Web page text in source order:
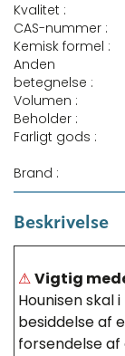
Kvalitet :
CAS-nummer :
Kemisk formel :
Anden
betegnelse :
Volumen :
Beholder :
Farligt gods :
Brand :
Beskrivelse
⚠Vigtig
Hounisen skal
besiddelse af
forsendelse